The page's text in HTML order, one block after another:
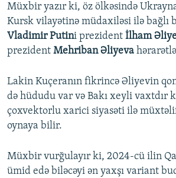
Müxbir yazır ki, öz ölkəsində
Kursk vilayətinə müdaxiləsi ilə bağlı
Vladimir Putini prezident İlham
prezident Mehriban Əliyeva
Lakin Kuçeranın fikrincə Əliyevin
də hüdudu var və Bakı xeyli vaxtdır
çoxvektorlu xarici siyasəti ilə
oynaya bilir.
Müxbir vurğulayır ki, 2024-cü ilin
ümid edə biləcəyi ən yaxşı variant